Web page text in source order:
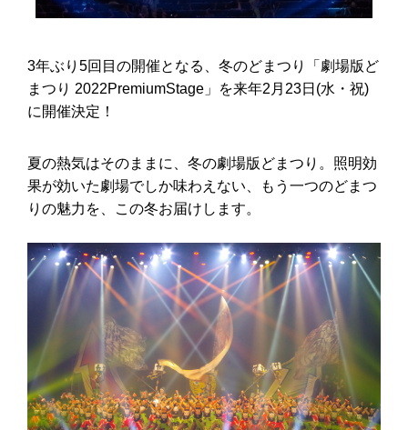
3年ぶり5回目の開催となる、冬のどまつり「劇場版ど
まつり 2022PremiumStage」を来年2月23日(水・祝)
に開催決定！
夏の熱気はそのままに、冬の劇場版どまつり。照明効
果が効いた劇場でしか味わえない、もう一つのどまつ
りの魅力を、この冬お届けします。